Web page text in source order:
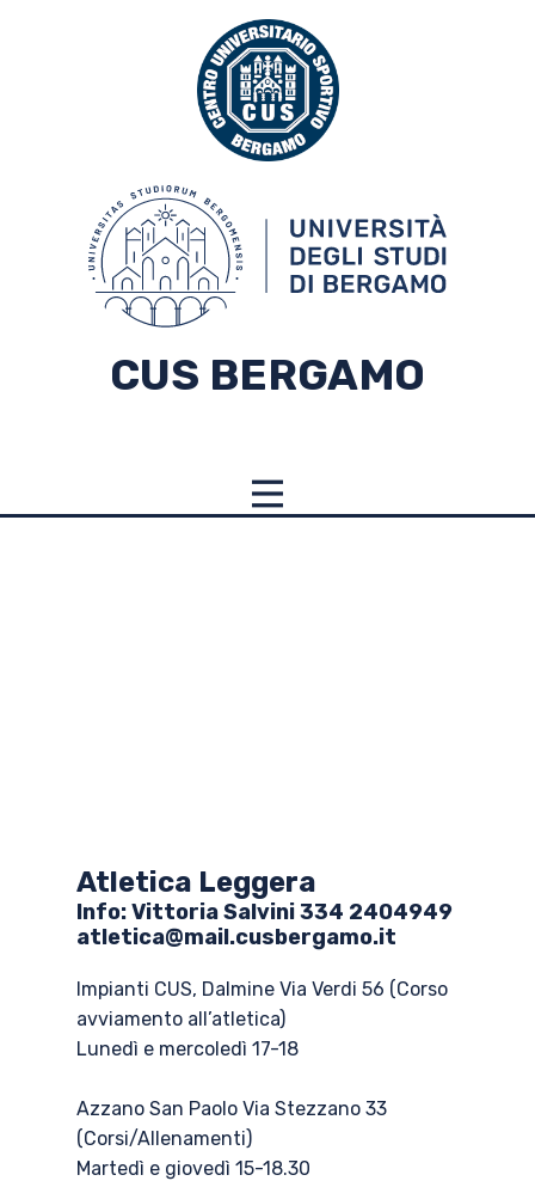
CUS BERGAMO
Atletica Leggera
Info: ​Vittoria Salvini 334 2404949
atletica@mail.cusbergamo.it
Impianti CUS, Dalmine Via Verdi 56 (Corso
avviamento all’atletica)
Lunedì e mercoledì 17-18
Azzano San Paolo Via Stezzano 33
(Corsi/Allenamenti)
Martedì e giovedì 15-18.30